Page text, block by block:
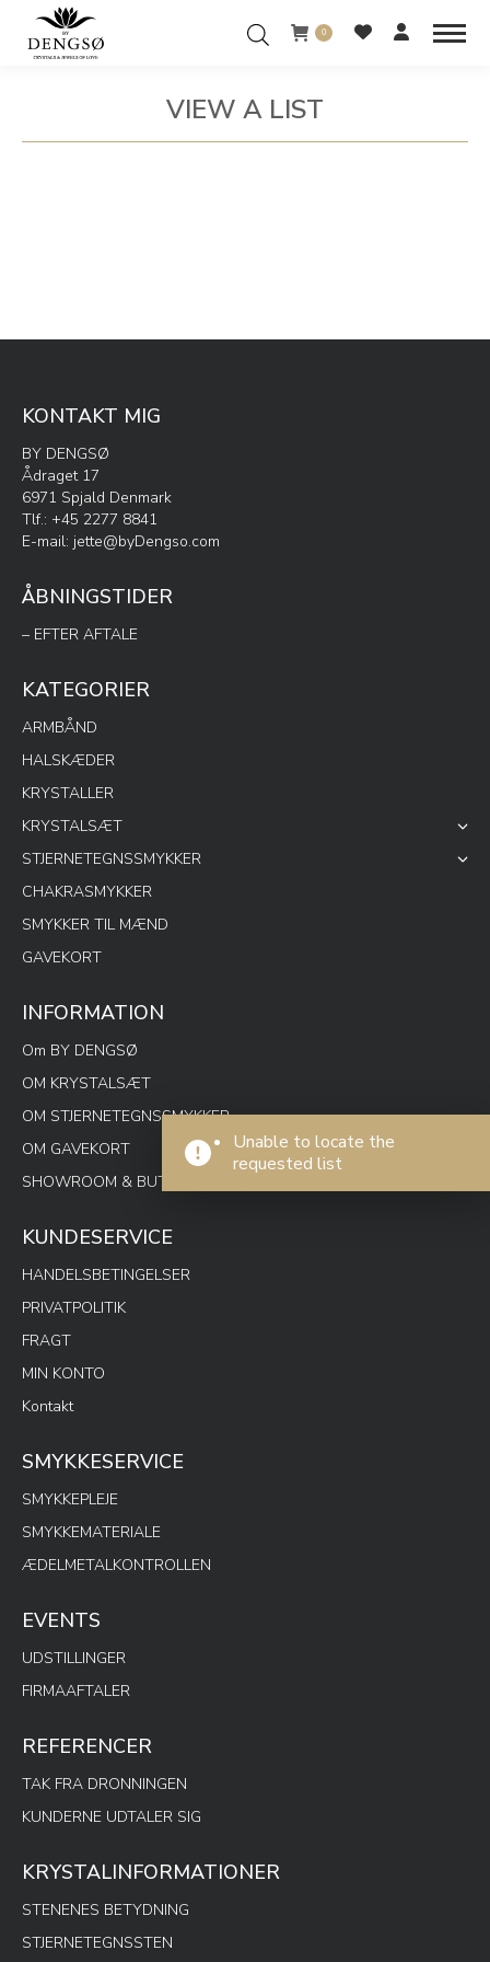
0
VIEW A LIST
You are here:
Unable to locate the
requested list
KONTAKT MIG
BY DENGSØ
Ådraget 17
6971 Spjald Denmark
Tlf.: +45 2277 8841
E-mail: jette@byDengso.com
ÅBNINGSTIDER
– EFTER AFTALE
KATEGORIER
ARMBÅND
HALSKÆDER
KRYSTALLER
KRYSTALSÆT
STJERNETEGNSSMYKKER
CHAKRASMYKKER
SMYKKER TIL MÆND
GAVEKORT
INFORMATION
Om BY DENGSØ
OM KRYSTALSÆT
OM STJERNETEGNSSMYKKER
OM GAVEKORT
SHOWROOM & BUTIK SPOTON
KUNDESERVICE
HANDELSBETINGELSER
PRIVATPOLITIK
FRAGT
MIN KONTO
Kontakt
SMYKKESERVICE
SMYKKEPLEJE
SMYKKEMATERIALE
ÆDELMETALKONTROLLEN
EVENTS
UDSTILLINGER
FIRMAAFTALER
REFERENCER
TAK FRA DRONNINGEN
KUNDERNE UDTALER SIG
KRYSTALINFORMATIONER
STENENES BETYDNING
STJERNETEGNSSTEN